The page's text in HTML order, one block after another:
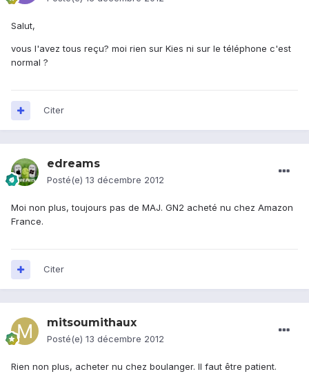
Salut,
vous l'avez tous reçu? moi rien sur Kies ni sur le téléphone c'est
normal ?
Citer
edreams
Posté(e) 13 décembre 2012
Moi non plus, toujours pas de MAJ. GN2 acheté nu chez Amazon
France.
Citer
mitsoumithaux
Posté(e) 13 décembre 2012
Rien non plus, acheter nu chez boulanger. Il faut être patient.